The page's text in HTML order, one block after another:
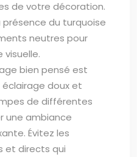
de votre décoration.
présence du turquoise
neutres pour
visuelle.
bien pensé est
éclairage doux et
de différentes
une ambiance
Évitez les
et directs qui